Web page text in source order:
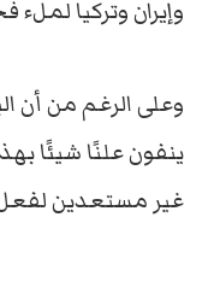
وإيران وتركيا لملء
وعلى الرغم من أن
ينفون علنًا شيئًا
غير مستعدين